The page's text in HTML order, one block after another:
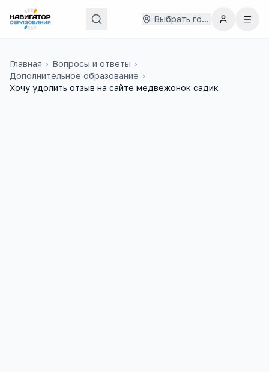
Выбрать город
Главная › Вопросы и ответы ›
Дополнительное образование ›
Хочу удолить отзыв на сайте медвежонок садик